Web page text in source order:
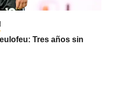
Tres años sin